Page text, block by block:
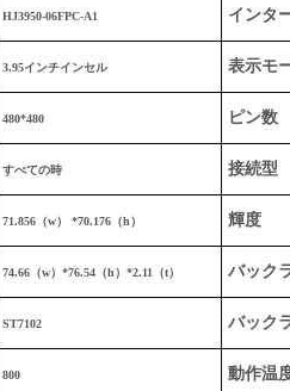
HJ3950-06FPC-A1 インタ
3.95インチインセル 表示モ
480*480 ピン数
すべての時 接続型
71.856（w） *70.176（h） 輝度
74.66（w）*76.54（h）*2.11（t） バック
ST7102 バック
800 動作温